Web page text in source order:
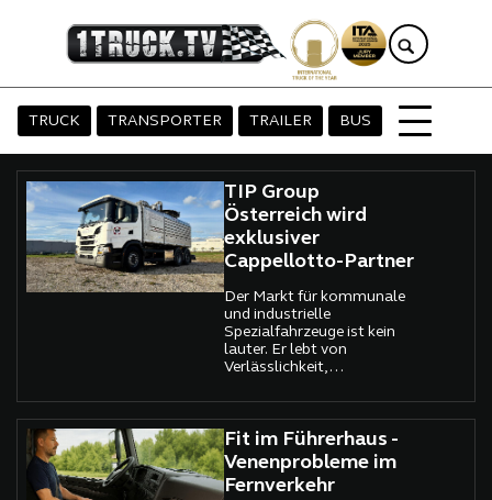
TRUCK TRANSPORTER TRAILER BUS
TIP Group
Österreich wird
exklusiver
Cappellotto-Partner
Der Markt für kommunale
und industrielle
Spezialfahrzeuge ist kein
lauter. Er lebt von
Verlässlichkeit,
Fähigkeit, komplexe
Anforderungen in
funktionierende Lösungen
zu übersetzen. Umso
bemerkenswerter ist die
Entscheidung der TIP Group
Fit im Führerhaus -
Venenprobleme im
Fernverkehr